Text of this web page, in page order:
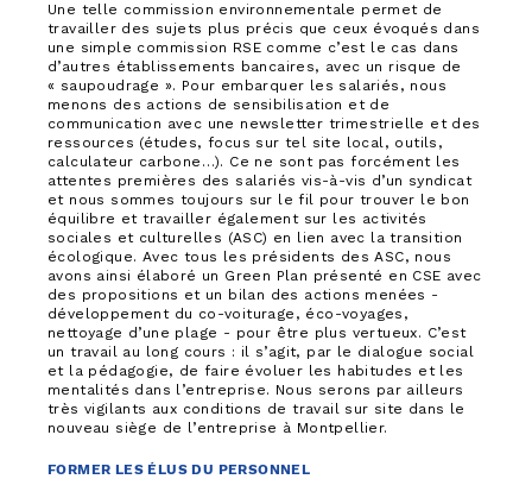
Une telle commission environnementale permet de
travailler des sujets plus précis que ceux évoqués dans
une simple commission RSE comme c’est le cas dans
d’autres établissements bancaires, avec un risque de
« saupoudrage ». Pour embarquer les salariés, nous
menons des actions de sensibilisation et de
communication avec une newsletter trimestrielle et des
ressources (études, focus sur tel site local, outils,
calculateur carbone…). Ce ne sont pas forcément les
attentes premières des salariés vis-à-vis d’un syndicat
et nous sommes toujours sur le fil pour trouver le bon
équilibre et travailler également sur les activités
sociales et culturelles (ASC) en lien avec la transition
écologique. Avec tous les présidents des ASC, nous
avons ainsi élaboré un Green Plan présenté en CSE avec
des propositions et un bilan des actions menées -
développement du co-voiturage, éco-voyages,
nettoyage d’une plage - pour être plus vertueux. C’est
un travail au long cours : il s’agit, par le dialogue social
et la pédagogie, de faire évoluer les habitudes et les
mentalités dans l’entreprise. Nous serons par ailleurs
très vigilants aux conditions de travail sur site dans le
nouveau siège de l’entreprise à Montpellier.
FORMER LES ÉLUS DU PERSONNEL